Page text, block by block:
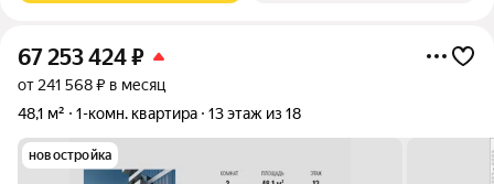
67 253 424₽
от 241 568 ₽ в месяц
48,1 м²
1-комн. квартира 13 этаж из 18
новостройка